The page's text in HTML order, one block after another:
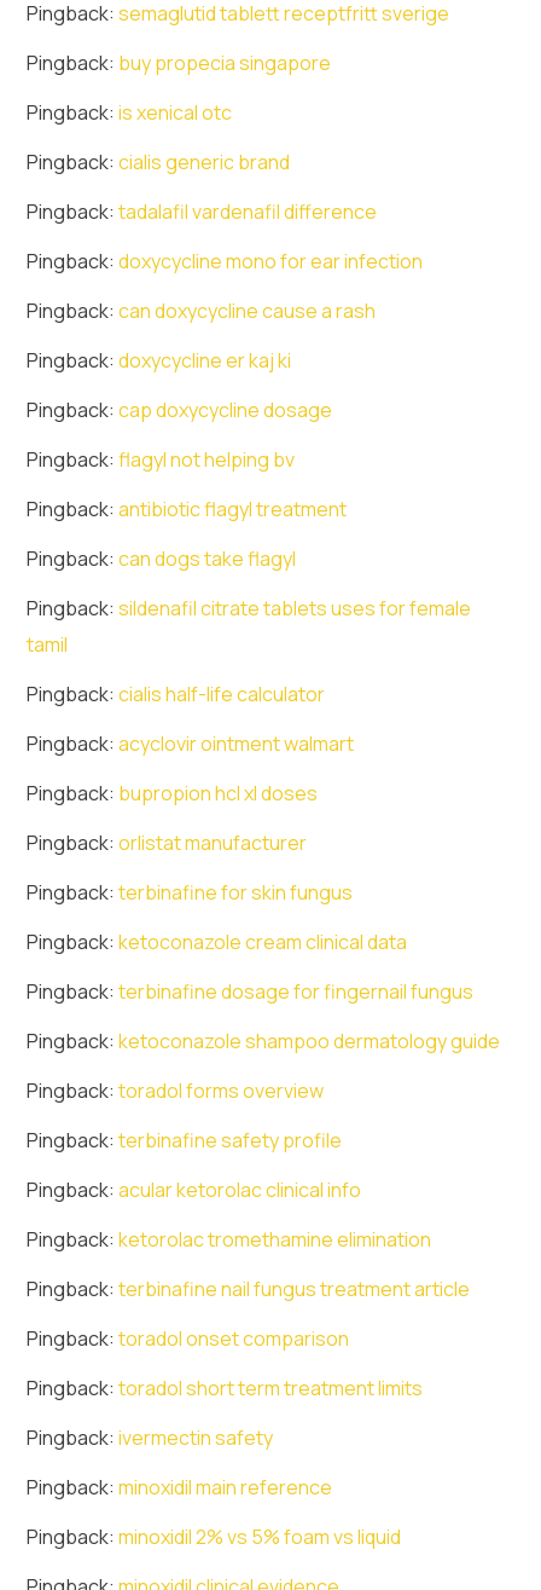
Pingback:semaglutid tablett receptfritt sverige
Pingback: buy propecia singapore
Pingback:is xenical otc
Pingback:cialis generic brand
Pingback:tadalafil vardenafil difference
Pingback:doxycycline mono for ear infection
Pingback:can doxycycline cause a rash
Pingback:doxycycline er kaj ki
Pingback:cap doxycycline dosage
Pingback:flagyl not helping bv
Pingback:antibiotic flagyl treatment
Pingback:can dogs take flagyl
Pingback:sildenafil citrate tablets uses for female
tamil
Pingback:cialis half-life calculator
Pingback:acyclovir ointment walmart
Pingback: bupropion hcl xl doses
Pingback:orlistat manufacturer
Pingback:terbinafine for skin fungus
Pingback:ketoconazole cream clinical data
Pingback:terbinafine dosage for fingernail fungus
Pingback:ketoconazole shampoo dermatology guide
Pingback:toradol forms overview
Pingback:terbinafine safety profile
Pingback:acular ketorolac clinical info
Pingback:ketorolac tromethamine elimination
Pingback:terbinafine nail fungus treatment article
Pingback:toradol onset comparison
Pingback:toradol short term treatment limits
Pingback:ivermectin safety
Pingback:minoxidil main reference
Pingback:minoxidil 2% vs 5% foam vs liquid